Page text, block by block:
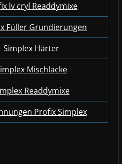
lv cryl Readdymixe
Füller Grundierungen
Simplex Härter
Mischlacke
Readdymixe
Profix Simplex